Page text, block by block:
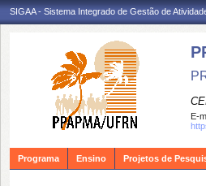
SIGAA - Sistema Integrado de Gestão de
E-
Programa Ensino Projetos de